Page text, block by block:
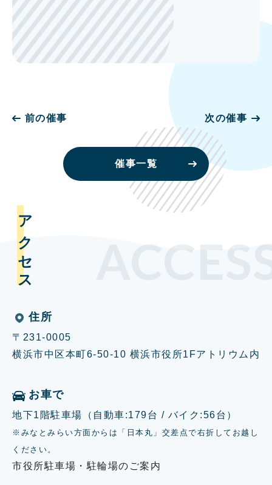
前の催事 次の催事
催事一覧
アクセス
住所
〒231-0005
横浜市中区本町6-50-10 横浜市役所1Fアトリウム内
お車で
地下1階駐車場（自動車:179台 / バイク:56台）
※みなとみらい方面からは「日本丸」交差点で右折してお越し
ください。
市役所駐車場・駐輪場のご案内